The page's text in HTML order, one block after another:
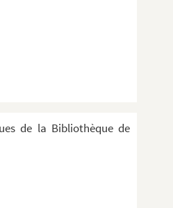
de la Bibliothèque de